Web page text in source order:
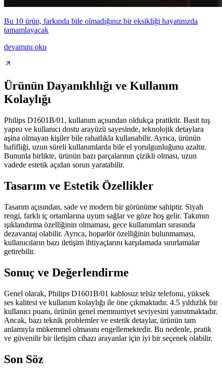
Bu 10 ürün, farkında bile olmadığınız bir eksikliği hayatınızda
tamamlayacak
devamını oku
Ürünün Dayanıklılığı ve Kullanım
Kolaylığı
Philips D1601B/01, kullanım açısından oldukça pratiktir. Basit tuş
yapısı ve kullanıcı dostu arayüzü sayesinde, teknolojik detaylara
aşina olmayan kişiler bile rahatlıkla kullanabilir. Ayrıca, ürünün
hafifliği, uzun süreli kullanımlarda bile el yorulgunluğunu azaltır.
Bununla birlikte, ürünün bazı parçalarının çizikli olması, uzun
vadede estetik açıdan sorun yaratabilir.
Tasarım ve Estetik Özellikler
Tasarım açısından, sade ve modern bir görünüme sahiptir. Siyah
rengi, farklı iç ortamlarına uyum sağlar ve göze hoş gelir. Takımın
ışıklandırma özelliğinin olmaması, gece kullanımları sırasında
dezavantaj olabilir. Ayrıca, hoparlör özelliğinin bulunmaması,
kullanıcıların bazı iletişim ihtiyaçlarını karşılamada sınırlamalar
getirebilir.
Sonuç ve Değerlendirme
Genel olarak, Philips D1601B/01 kablosuz telsiz telefonu, yüksek
ses kalitesi ve kullanım kolaylığı ile öne çıkmaktadır. 4.5 yıldızlık bir
kullanıcı puanı, ürünün genel memnuniyet seviyesini yansıtmaktadır.
Ancak, bazı teknik problemler ve estetik detaylar, ürünün tam
anlamıyla mükemmel olmasını engellemektedir. Bu nedenle, pratik
ve güvenilir bir iletişim cihazı arayanlar için iyi bir seçenek olabilir.
Son Söz